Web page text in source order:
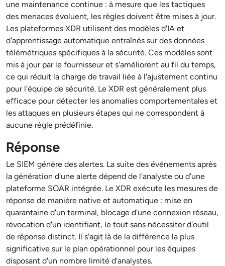
une maintenance continue : à mesure que les tactiques
des menaces évoluent, les règles doivent être mises à jour.
Les plateformes XDR utilisent des modèles d'IA et
d'apprentissage automatique entraînés sur des données
télémétriques spécifiques à la sécurité. Ces modèles sont
mis à jour par le fournisseur et s'améliorent au fil du temps,
ce qui réduit la charge de travail liée à l'ajustement continu
pour l'équipe de sécurité. Le XDR est généralement plus
efficace pour détecter les anomalies comportementales et
les attaques en plusieurs étapes qui ne correspondent à
aucune règle prédéfinie.
Réponse
Le SIEM génère des alertes. La suite des événements après
la génération d'une alerte dépend de l'analyste ou d'une
plateforme SOAR intégrée. Le XDR exécute les mesures de
réponse de manière native et automatique : mise en
quarantaine d'un terminal, blocage d'une connexion réseau,
révocation d'un identifiant, le tout sans nécessiter d'outil
de réponse distinct. Il s'agit là de la différence la plus
significative sur le plan opérationnel pour les équipes
disposant d'un nombre limité d'analystes.